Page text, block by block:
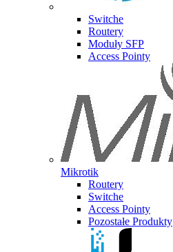
Switche
Routery
Moduły SFP
Access Pointy
Mikrotik
Routery
Switche
Access Pointy
Pozostałe Produkty